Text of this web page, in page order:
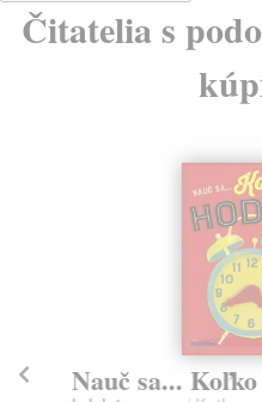
Čitatelia s
Nauč sa...